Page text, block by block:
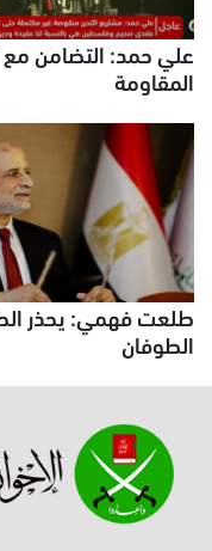
علي حمد: التضامن مع
المقاومة
طلعت فهمي: يحذر
الطوفان